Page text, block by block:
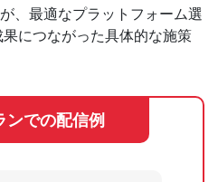
、最適なプラットフォーム選
果につながった具体的な施策
ンでの配信例